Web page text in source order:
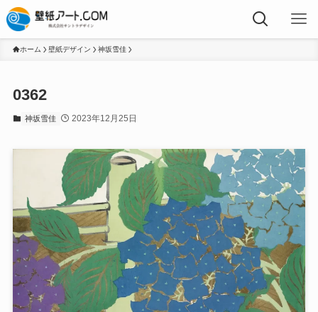
ホーム 壁紙デザイン 神坂雪佳
0362
神坂雪佳 2023年12月25日